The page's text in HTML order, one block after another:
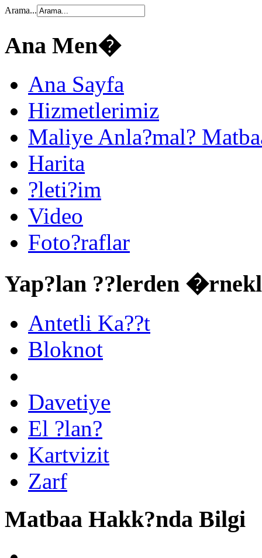
Arama...
Ana Men�
Ana Sayfa
Hizmetlerimiz
Maliye Anla?mal?
Harita
?leti?im
Video
Foto?raflar
Yap?lan ??lerden
Antetli Ka??t
Bloknot
Davetiye
El ?lan?
Kartvizit
Zarf
Matbaa Hakk?nda Bilgi